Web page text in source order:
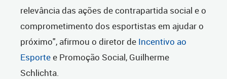
relevância das ações de contrapartida social e o
comprometimento dos esportistas em ajudar o
próximo", afirmou o diretor de Incentivo ao
Esportee Promoção Social, Guilherme
Schlichta.